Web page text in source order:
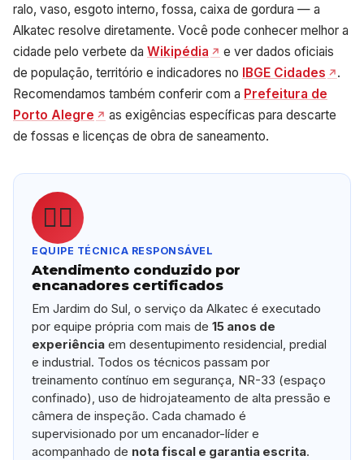
ralo, vaso, esgoto interno, fossa, caixa de gordura — a
Alkatec resolve diretamente. Você pode conhecer melhor a
cidade pelo verbete da Wikipédia
e ver dados oficiais
de população, território e indicadores no IBGE Cidades
.
Recomendamos também conferir com a Prefeitura de
Porto Alegre
as exigências específicas para descarte
de fossas e licenças de obra de saneamento.
👷‍♂️
EQUIPE TÉCNICA RESPONSÁVEL
Atendimento conduzido por
encanadores certificados
Em Jardim do Sul, o serviço da Alkatec é executado
por equipe própria com mais de15 anos de
experiência em desentupimento residencial, predial
e industrial. Todos os técnicos passam por
treinamento contínuo em segurança, NR-33 (espaço
confinado), uso de hidrojateamento de alta pressão e
câmera de inspeção. Cada chamado é
supervisionado por um encanador-líder e
acompanhado de nota fiscal e garantia escrita.